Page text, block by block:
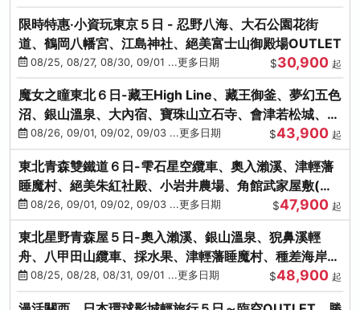
限時特惠‧小資玩東京５日 - 忍野八海、大石公園花街
道、鶴岡八幡宮、江島神社、絕美富士山御殿場OUTLET
08/25, 08/27, 08/30, 09/01 ...更多日期 $30,900 起
魔女之瞳東北６日-藏王High Line、藏王御釜、夢幻五色
沼、銀山溫泉、大內宿、寶珠山立石寺、會津若松城、燒
肉吃到飽
08/26, 09/01, 09/02, 09/03 ...更多日期 $43,900 起
東北青森雙鐵道６日-雫石星空纜車、奧入瀨溪、津輕藩
睡魔村、絕美朱紅社殿、小岩井農場、角館武家屋敷(不
進免稅店)
08/26, 09/01, 09/02, 09/03 ...更多日期 $47,900 起
東北星野青森屋５日-奧入瀨溪、銀山溫泉、猊鼻溪輕
舟、八甲田山纜車、採水果、津輕藩睡魔村、種差海岸、
法式料理(不進免稅店)
08/25, 08/28, 08/31, 09/01 ...更多日期 $48,900 起